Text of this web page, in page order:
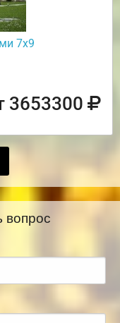
7х9
3653300
вопрос